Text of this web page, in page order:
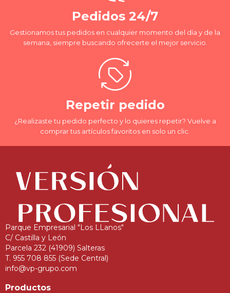
Pedidos 24/7
Gestionamos tus pedidos en cualquier momento del día y de la
semana, siempre buscando ofrecerte el mejor servicio.
Repetir pedido
¿Realizaste tu pedido perfecto y lo quieres repetir? Vuelve a
comprar tus artículos favoritos en solo un clic.
Parque Empresarial "Los LLanos"
C/ Castilla y León
Parcela 232 (41909) Salteras
T. 955 708 855 (Sede Central)
info@vp-grupo.com
Productos